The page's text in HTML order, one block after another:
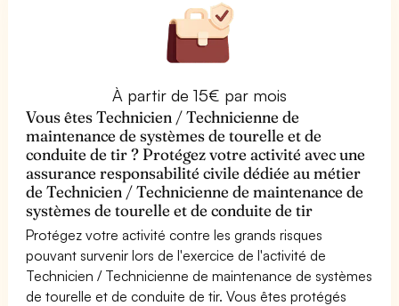
À partir de 15€ par mois
Vous êtes Technicien / Technicienne de
maintenance de systèmes de tourelle et de
conduite de tir ? Protégez votre activité avec une
assurance responsabilité civile dédiée au métier
de Technicien / Technicienne de maintenance de
systèmes de tourelle et de conduite de tir
Protégez votre activité contre les grands risques
pouvant survenir lors de l'exercice de l'activité de
Technicien / Technicienne de maintenance de systèmes
de tourelle et de conduite de tir. Vous êtes protégés